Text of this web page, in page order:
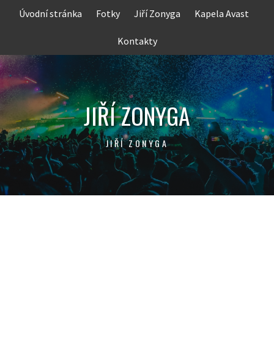
Úvodní stránka Fotky Jiří Zonyga Kapela Avast
Kontakty
JIŘÍ ZONYGA
JIŘÍ ZONYGA